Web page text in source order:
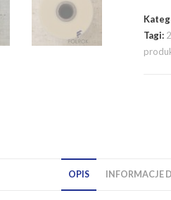
Tagi:
OPIS INFORMACJE